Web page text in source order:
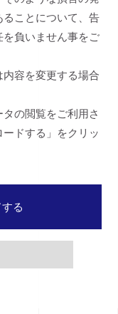
ことについて、告
負いません事をご
容を変更する場合
の閲覧をご利用さ
ドする」をクリッ
る